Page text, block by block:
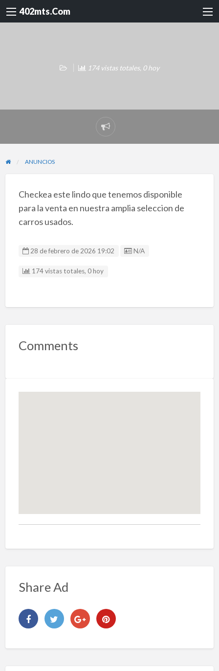
402mts.Com
174 vistas totales, 0 hoy
Reportar
problema
ANUNCIOS
Checkea este lindo que tenemos disponible
para la venta en nuestra amplia seleccion de
carros usados.
28 de febrero de 2026 19:02 Listing ID
N/A
174 vistas totales, 0 hoy
Comments
Share Ad